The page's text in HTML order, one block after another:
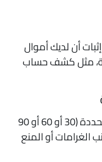
أن لديك أموال
مثل كشف حساب
غالبًا ما تكون مدة الإقامة محددة (30 أو 60 أو 90
أو المنع